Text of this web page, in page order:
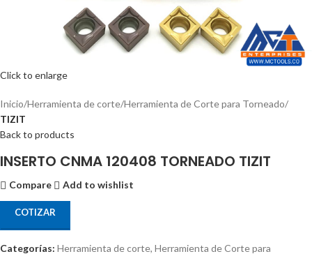
Click to enlarge
Inicio Herramienta de corte Herramienta de Corte para Torneado
TIZIT
Back to products
INSERTO CNMA 120408 TORNEADO TIZIT
Compare Add to wishlist
COTIZAR
Categorías: Herramienta de corte, Herramienta de Corte para